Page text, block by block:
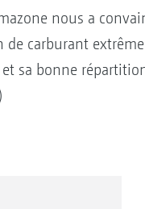
nous a
de carburant
sa bonne